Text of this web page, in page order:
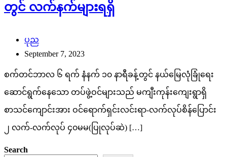
တွင် လက်နက်များရရှိ
ပုည
September 7, 2023
စက်တင်ဘာလ ၆ ရက် နံနက် ၁၀ နာရီခန့်တွင် နယ်မြေလုံခြုံရေး
ဆောင်ရွက်နေသော တပ်ဖွဲ့ဝင်များသည် မကျီးကုန်းကျေးရွာရှိ
စာသင်ကျောင်းအား ဝင်ရောက်ရှင်းလင်းရာ-လက်လုပ်စိန်ပြောင်း
၂ လက်-လက်လုပ် ၄၀မမ(ပြုလုပ်ဆဲ) […]
Search